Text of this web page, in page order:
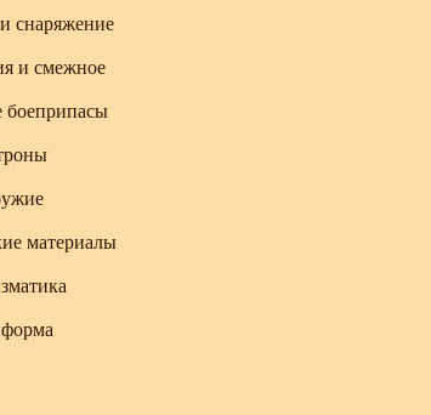
снаряжение
и смежное
боеприпасы
материалы